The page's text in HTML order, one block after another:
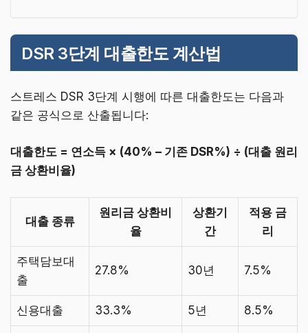
DSR 3단계 대출한도 계산법
스트레스 DSR 3단계 시행에 따른 대출한도는 다음과
같은 공식으로 산출됩니다:
대출한도 = 연소득 × (40% – 기존 DSR%) ÷ (대출 원리
금 상환비율)
대출 종류
원리금 상환비
율
상환기
간
적용 금
리
주택담보대
출
27.8% 30년 7.5%
신용대출 33.3% 5년 8.5%